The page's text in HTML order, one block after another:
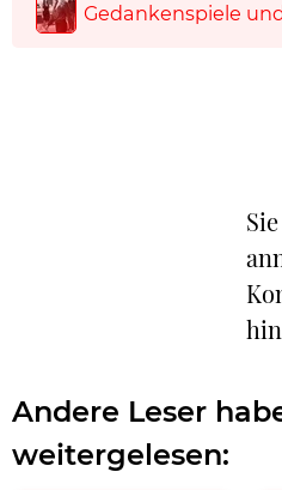
Gedankenspiele
Andere Leser
weitergelesen: